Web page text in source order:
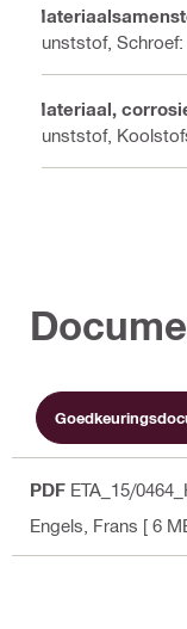
Kunststof,
Materiaal,
Kunststof,
PDF ETA_15/
Engels, Frans [ 6